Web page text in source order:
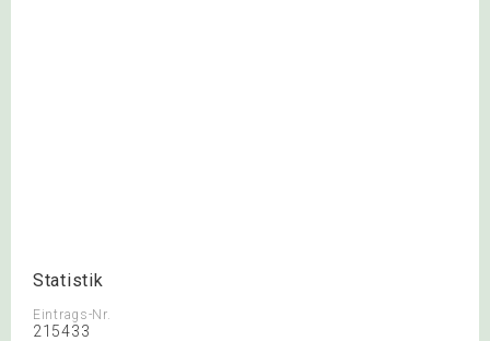
Statistik
Eintrags-Nr.
215433